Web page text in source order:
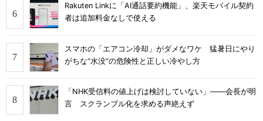
Rakuten Linkに「AI通話要約機能」、楽天モバイル契約
者は追加料金なしで使える
スマホの「エアコン冷却」がダメなワケ 猛暑日にやり
がちな“水没”の危険性と正しい冷やし方
「NHK受信料の値上げは検討していない」――会長が明
言 スクランブル化を求める声絶えず